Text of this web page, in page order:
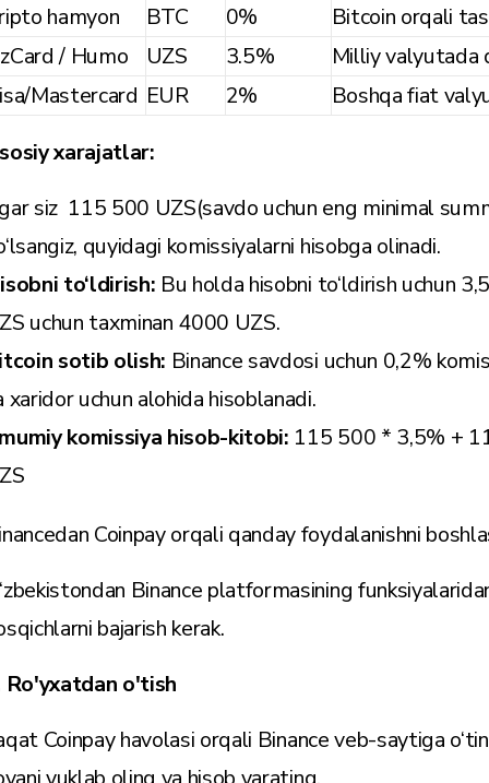
hamyon
BTC 0%
Bitcoin orqali
/ Humo
UZS 3.5%
Milliy valyutada
Mastercard EUR 2%
Boshqa fiat
xarajatlar:
siz 115 500 UZS(savdo uchun eng minimal
quyidagi komissiyalarni hisobga olinadi.
to‘ldirish: Bu holda hisobni to‘ldirish uchun
uchun taxminan 4000 UZS.
sotib olish: Binance savdosi uchun 0,2%
xaridor uchun alohida hisoblanadi.
komissiya hisob-kitobi: 115 500 * 3,5% +
Coinpay orqali qanday foydalanishni
Binance platformasining
bajarish kerak.
Ro'yxatdan o'tish
Coinpayhavolasi orqali Binance veb-saytiga